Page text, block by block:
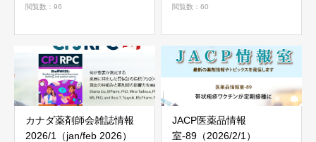
閲覧数：96 閲覧数：60
カナダ薬剤師会雑誌情報
2026/1（jan/feb 2026）
JACP医薬品情報
室-89（2026/2/1）